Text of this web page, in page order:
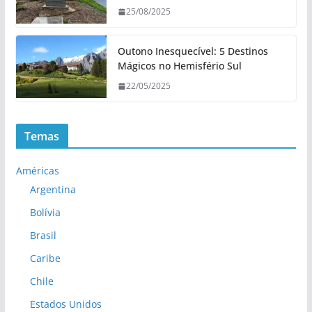
.
.
.
25/08/2025
Outono Inesquecível: 5 Destinos
Mágicos no Hemisfério Sul
22/05/2025
Temas
Américas
Argentina
Bolívia
Brasil
Caribe
Chile
Estados Unidos